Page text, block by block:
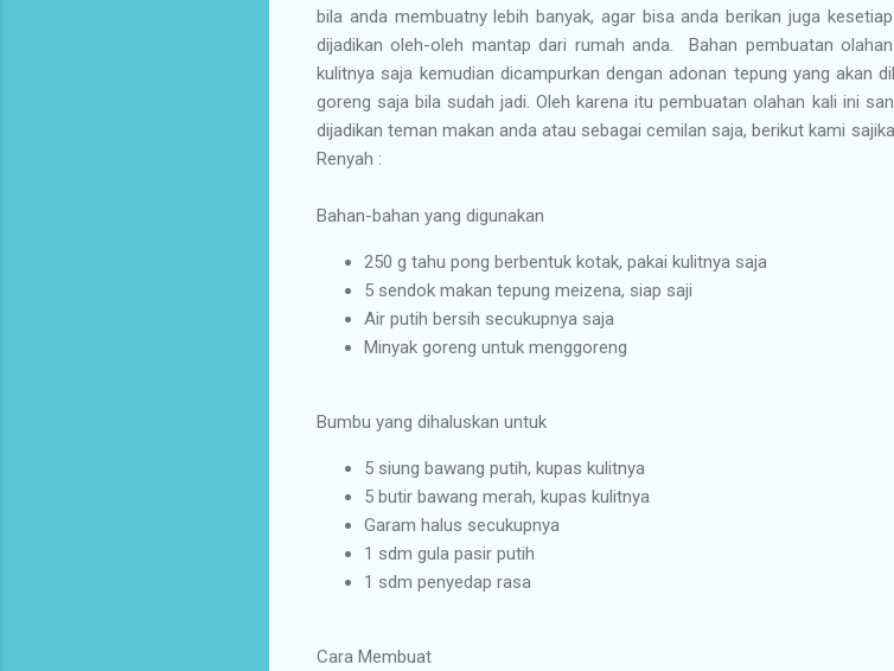
bila anda membuatny lebih banyak, agar bisa anda berikan juga
dijadikan oleh-oleh mantap dari rumah anda. Bahan pembuatan
kulitnya saja kemudian dicampurkan dengan adonan tepung yang akan
goreng saja bila sudah jadi. Oleh karena itu pembuatan olahan kali ini
dijadikan teman makan anda atau sebagai cemilan saja, berikut kami
Renyah :
Bahan-bahan yang digunakan
250 g tahu pong berbentuk kotak, pakai kulitnya saja
5 sendok makan tepung meizena, siap saji
Air putih bersih secukupnya saja
Minyak goreng untuk menggoreng
Bumbu yang dihaluskan untuk
5 siung bawang putih, kupas kulitnya
5 butir bawang merah, kupas kulitnya
Garam halus secukupnya
1 sdm gula pasir putih
1 sdm penyedap rasa
Cara Membuat